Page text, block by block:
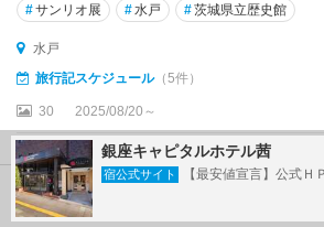
#サンリオ展 #水戸 #茨城県立歴史館
水戸
旅行記スケジュール（5件）
30 2025/08/20～
銀座キャピタルホテル茜
宿公式サイト 【最安値宣言】公式